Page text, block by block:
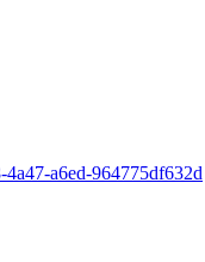
a6ed-964775df632d